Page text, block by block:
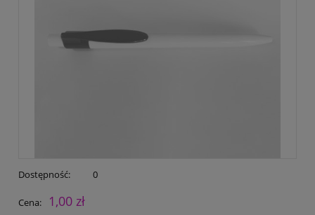
Dostępność: 0
Cena:
1,00 zł